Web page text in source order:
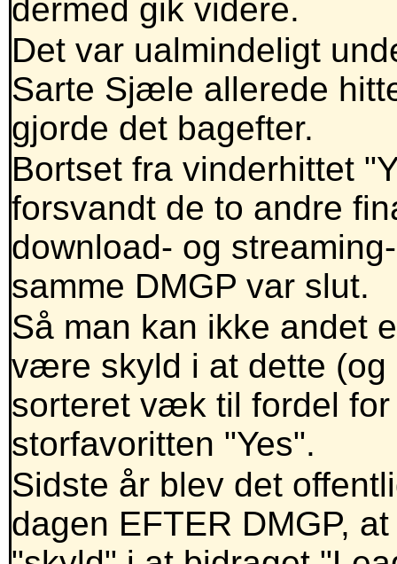
dermed gik videre.
Det var ualmindeligt
Sarte Sjæle allerede
gjorde det bagefter.
Bortset fra vinderhittet
forsvandt de to andre
download- og
samme DMGP var slut.
Så man kan ikke andet
være skyld i at dette (og
sorteret væk til fordel
storfavoritten "Yes".
Sidste år blev det
dagen EFTER DMGP,